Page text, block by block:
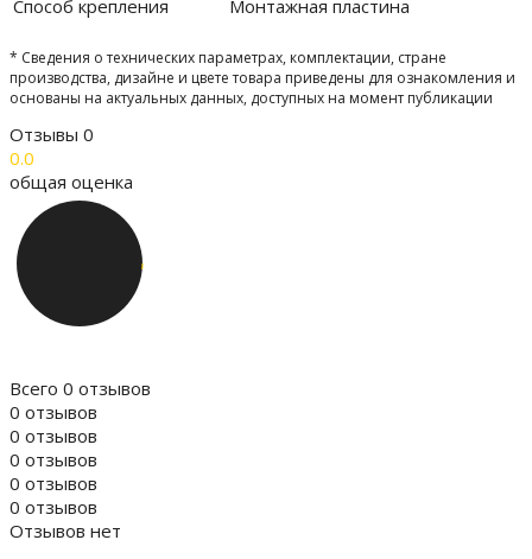
Способ крепления Монтажная пластина
* Сведения о технических параметрах, комплектации, стране
производства, дизайне и цвете товара приведены для ознакомления и
основаны на актуальных данных, доступных на момент публикации
Отзывы 0
0.0
общая оценка
Всего 0 отзывов
0 отзывов
0 отзывов
0 отзывов
0 отзывов
0 отзывов
Отзывов нет